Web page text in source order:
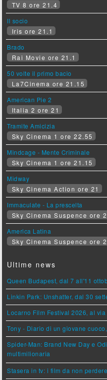
TV 8 ore 21.4
Il socio
Iris ore 21.1
Brado
Rai Movie ore 21.1
50 volte il primo bacio
La7Cinema ore 21.15
American Pie 2
Italia 2 ore 21
Tramite Amicizia
Sky Cinema 1 ore 22.55
Mindcage - Mente Criminale
Sky Cinema 1 ore 21.15
Midway
Sky Cinema Action ore 21
Immaculate - La prescelta
Sky Cinema Suspence ore
America Latina
Sky Cinema Suspence ore
Ultime news
Queen Budapest, dal 7 all'11
Linkin Park: Unshatter, dal 30
Locarno Film Festival 2026, al via
Tony - Diario di un giovane
Spider-Man: Brand New Day e
multimilionaria
Stasera in tv: i film da non